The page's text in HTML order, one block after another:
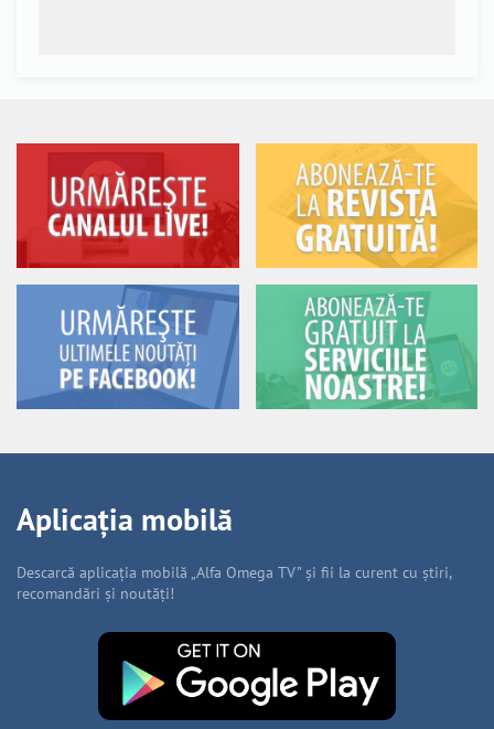
Aplicația mobilă
Descarcă aplicația mobilă „Alfa Omega TV” și fii la curent cu știri,
recomandări și noutăți!